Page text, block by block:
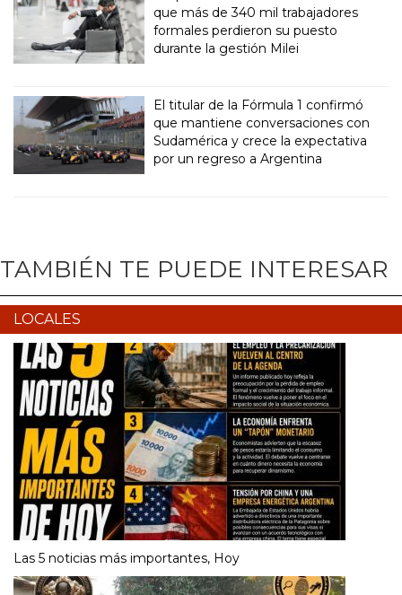
que más de 340 mil trabajadores
formales perdieron su puesto
durante la gestión Milei
El titular de la Fórmula 1 confirmó
que mantiene conversaciones con
Sudamérica y crece la expectativa
por un regreso a Argentina
TAMBIÉN TE PUEDE INTERESAR
LOCALES
Las 5 noticias más importantes, Hoy